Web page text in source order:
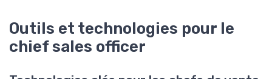
Outils et technologies pour le
chief sales officer